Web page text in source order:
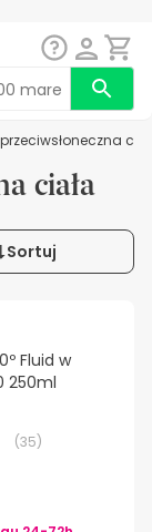
przeciwsłoneczna
ciała
Sortuj
Fluid w
250ml
(35)